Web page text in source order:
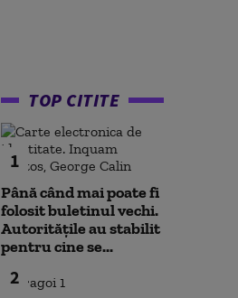
TOP CITITE
1
Până când mai poate fi
folosit buletinul vechi.
Autoritățile au stabilit
pentru cine se...
2